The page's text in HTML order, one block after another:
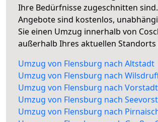
Ihre Bedürfnisse zugeschnitten
Angebote sind kostenlos,
Sie einen Umzug innerhalb von
außerhalb Ihres aktuellen Standorts
Umzug von Flensburg nach Altstadt
Umzug von Flensburg nach
Umzug von Flensburg nach Vorstadt
Umzug von Flensburg nach
Umzug von Flensburg nach